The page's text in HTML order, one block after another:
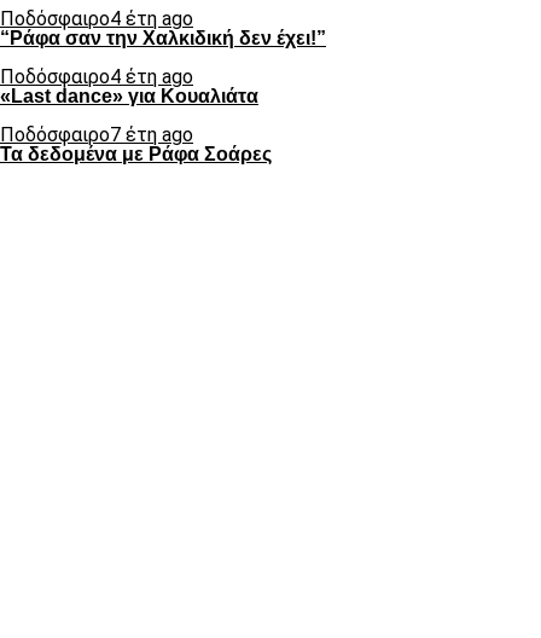
Ποδόσφαιρο4 έτη ago
“Ράφα σαν την Χαλκιδική δεν έχει!”
Ποδόσφαιρο4 έτη ago
«Last dance» για Κουαλιάτα
Ποδόσφαιρο7 έτη ago
Τα δεδομένα με Ράφα Σοάρες